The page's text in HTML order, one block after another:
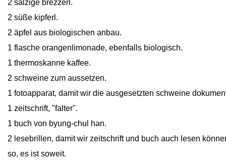
2 salzige brezzerl.
2 süße kipferl.
2 äpfel aus biologischen anbau.
1 flasche orangenlimonade, ebenfalls biologisch.
1 thermoskanne kaffee.
2 schweine zum aussetzen.
1 fotoapparat, damit wir die ausgesetzten schweine
1 zeitschrift, "falter".
1 buch von byung-chul han.
2 lesebrillen, damit wir zeitschrift und buch auch lesen
so, es ist soweit.